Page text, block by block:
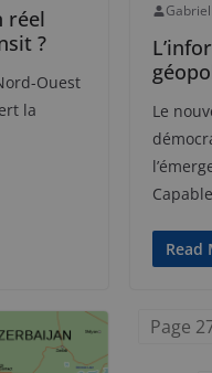
réel
?
Ouest
la
Le
Read
Page